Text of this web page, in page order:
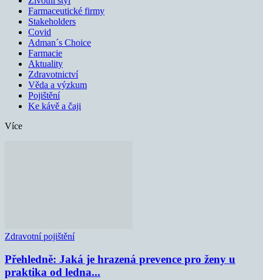
Farmaceutické firmy
Stakeholders
Covid
Adman´s Choice
Farmacie
Aktuality
Zdravotnictví
Věda a výzkum
Pojištění
Ke kávě a čaji
Více
Zdravotní pojištění
Přehledně: Jaká je hrazená prevence pro ženy u
praktika od ledna...